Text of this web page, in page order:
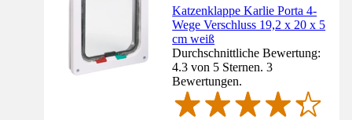
Katzenklappe Karlie Porta 4-
Wege Verschluss 19,2 x 20 x 5
cm weiß
Durchschnittliche Bewertung:
4.3 von 5 Sternen. 3
Bewertungen.